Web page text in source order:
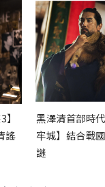
謠
黑澤清首部時
牢城】結合戰
謎